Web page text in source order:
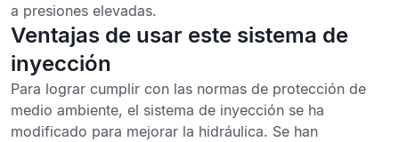
a presiones elevadas.
Ventajas de usar este sistema de
inyección
Para lograr cumplir con las normas de protección de
medio ambiente, el sistema de inyección se ha
modificado para mejorar la hidráulica. Se han